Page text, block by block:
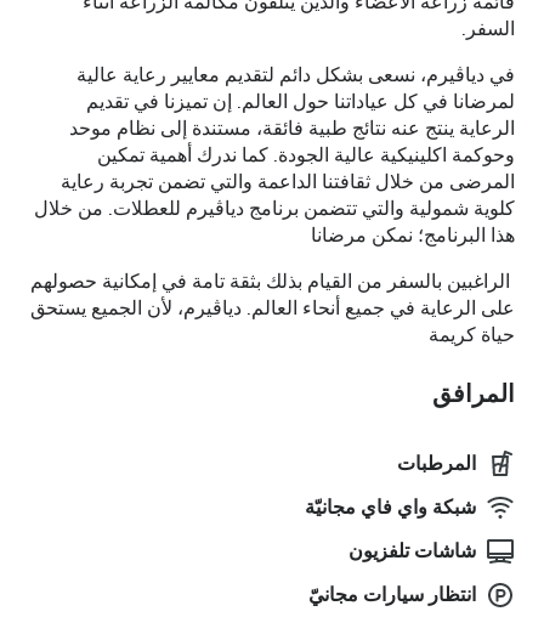
السفر.
في دياڤيرم، نسعى بشكل دائم لتقديم معايير رعاية عالية
لمرضانا في كل عياداتنا حول العالم. إن تميزنا في تقديم
الرعاية ينتج عنه نتائج طبية فائقة، مستندة إلى نظام موحد
وحوكمة اكلينيكية عالية الجودة. كما ندرك أهمية تمكين
المرضى من خلال ثقافتنا الداعمة والتي تضمن تجربة رعاية
كلوية شمولية والتي تتضمن برنامج دياڤيرم للعطلات. من خلال
هذا البرنامج؛ نمكن مرضانا
الراغبين بالسفر من القيام بذلك بثقة تامة في إمكانية حصولهم
على الرعاية في جميع أنحاء العالم. دياڤيرم، لأن الجميع يستحق
حياة كريمة
المرافق
المرطبات
شبكة واي فاي مجانيّة
شاشات تلفزيون
انتظار سيارات مجانيّ